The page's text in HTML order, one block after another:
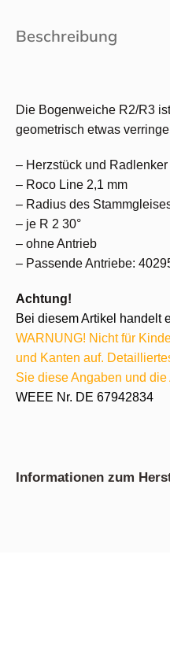
Beschreibung
Die Bogenweiche R2/R3
geometrisch etwas
– Herzstück und
– Roco Line 2,1 mm
– Radius des
– je R 2 30°
– ohne Antrieb
– Passende Antriebe:
Achtung!
Bei diesem Artikel handelt
WARNUNG! Nicht für
und Kanten auf.
Sie diese Angaben und
WEEE Nr. DE 67942834
Informationen zum